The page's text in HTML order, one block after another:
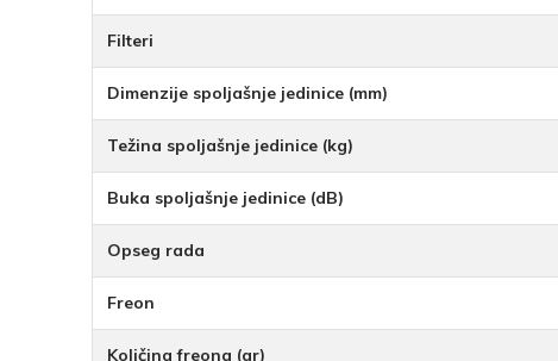
Filteri
Dimenzije spoljašnje jedinice (mm)
Težina spoljašnje jedinice (kg)
Buka spoljašnje jedinice (dB)
Opseg rada
Freon
Količina freona (gr)